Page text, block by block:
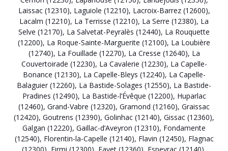
Laissac (12310), Laguiole (12210), Lacroix-Barrez (12600),
Lacalm (12210), La Terrisse (12210), La Serre (12380), La
Selve (12170), La Salvetat-Peyralès (12440), La Rouquette
(12200), La Roque-Sainte-Marguerite (12100), La Loubière
(12740), La Fouillade (12270), La Cresse (12640), La
Couvertoirade (12230), La Cavalerie (12230), La Capelle-
Bonance (12130), La Capelle-Bleys (12240), La Capelle-
Balaguier (12260), La Bastide-Solages (12550), La Bastide-
Pradines (12490), La Bastide-l’Évêque (12200), Huparlac
(12460), Grand-Vabre (12320), Gramond (12160), Graissac
(12420), Goutrens (12390), Golinhac (12140), Gissac (12360),
Galgan (12220), Gaillac-d’Aveyron (12310), Fondamente
(12540), Florentin-la-Capelle (12140), Flavin (12450), Flagnac
(12300), Firmi (12300), Fayet (12360), Espeyrac (12140),